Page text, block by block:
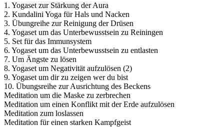
1. Yogaset zur Stärkung der Aura
2. Kundalini Yoga für Hals und Nacken
3. Übungreihe zur Reinigung der Drüsen
4. Yogaset um das Unterbewusstsein zu Reiningen
5. Set für das Immunsystem
6. Yogaset um das Unterbewusstsein zu entlasten
7. Um Ängste zu lösen
8. Yogaset um Negativität aufzulösen (2)
9. Yogaset um dir zu zeigen wer du bist
10. Übungsreihe zur Ausrichtung des Beckens
Meditation um die Maske zu zerbrechen
Meditation um einen Konflikt mit der Erde aufzulösen
Meditation zum loslassen
Meditation für einen starken Kampfgeist